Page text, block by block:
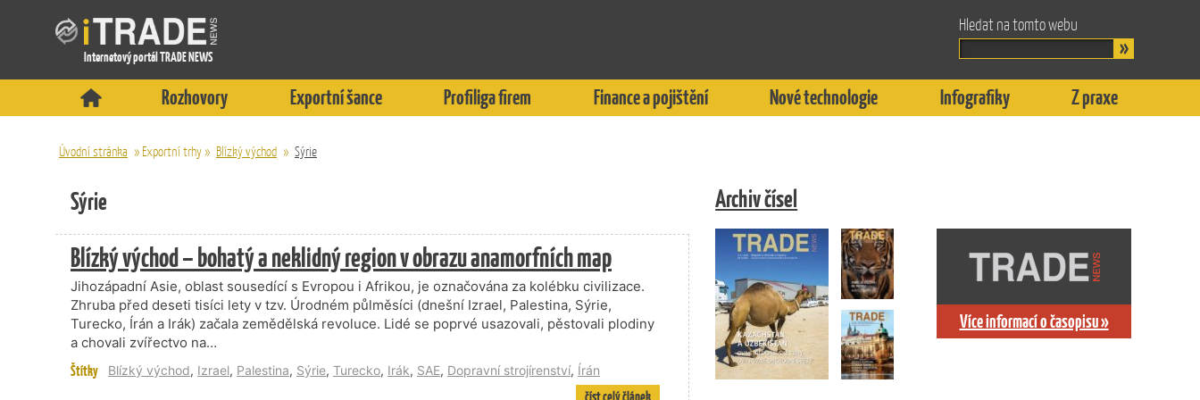
Internetový portál TRADE NEWS
Hledat na tomto webu
Rozhovory Exportní šance Profiliga firem Finance a pojištění Nové technologie Infografiky Z praxe
Úvodní stránka » Exportní trhy» Blízký východ » Sýrie
Sýrie
Blízký východ – bohatý a neklidný region v obrazu anamorfních map
Jihozápadní Asie, oblast sousedící s Evropou i Afrikou, je označována za kolébku civilizace.
Zhruba před deseti tisíci lety v tzv. Úrodném půlměsíci (dnešní Izrael, Palestina, Sýrie,
Turecko, Írán a Irák) začala zemědělská revoluce. Lidé se poprvé usazovali, pěstovali plodiny
a chovali zvířectvo na…
Štítky Blízký východ, Izrael, Palestina, Sýrie, Turecko, Irák, SAE, Dopravní strojírenství, Írán
Archiv čísel
Více informací o časopisu »